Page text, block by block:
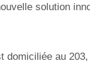
solution
domiciliée au